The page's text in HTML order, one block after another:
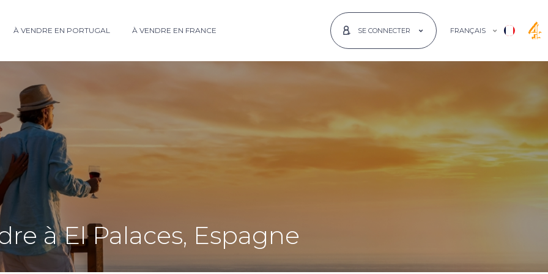
À VENDRE EN PORTUGAL À VENDRE EN FRANCE SE CONNECTER FRANÇAIS
à El Palaces, Espagne